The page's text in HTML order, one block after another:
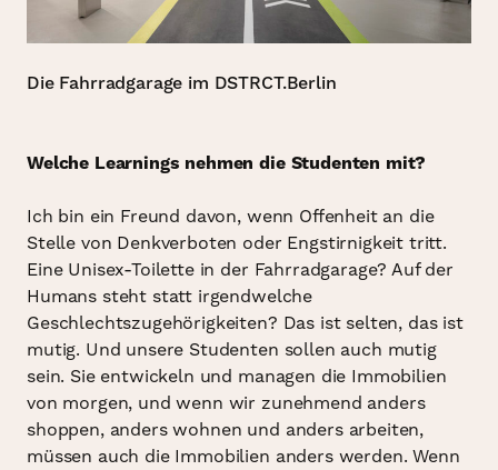
Die Fahrradgarage im DSTRCT.Berlin
Welche Learnings nehmen die Studenten mit?
Ich bin ein Freund davon, wenn Offenheit an die
Stelle von Denkverboten oder Engstirnigkeit tritt.
Eine Unisex-Toilette in der Fahrradgarage? Auf der
Humans steht statt irgendwelche
Geschlechtszugehörigkeiten? Das ist selten, das ist
mutig. Und unsere Studenten sollen auch mutig
sein. Sie entwickeln und managen die Immobilien
von morgen, und wenn wir zunehmend anders
shoppen, anders wohnen und anders arbeiten,
müssen auch die Immobilien anders werden. Wenn